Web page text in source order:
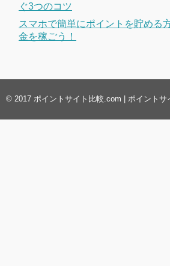
ぐ3つのコツ
スマホで簡単にポイントを貯める
金を稼ごう！
© 2017 ポイントサイト比較.com | ポイントサ